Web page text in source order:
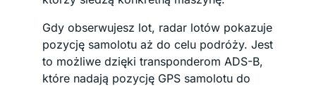
Gdy obserwujesz lot, radar lotów pokazuje
pozycję samolotu aż do celu podróży. Jest
to możliwe dzięki transponderom ADS-B,
które nadają pozycję GPS samolotu do